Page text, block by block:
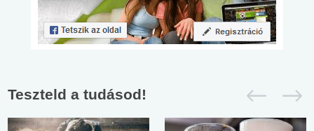
Teszteld a tudásod!